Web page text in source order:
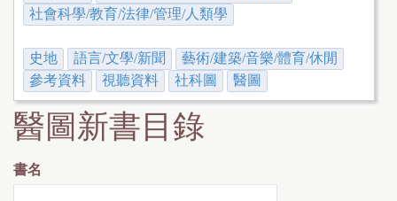
社會科學/教育/法律/管理/人類學
史地 語言/文學/新聞
藝術/建築/音樂/體育/休閒
參考資料
視聽資料 社科圖 醫圖
醫圖新書目錄
書名